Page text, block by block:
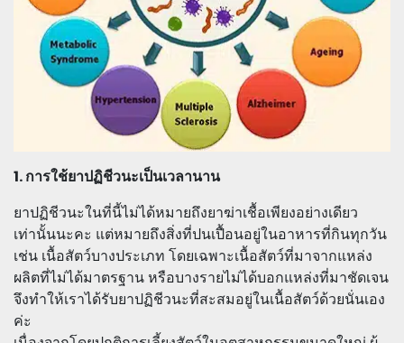
1. การใช้ยาปฏิชีวนะเป็นเวลานาน
ยาปฏิชีวนะในที่นี้ไม่ได้หมายถึงยาฆ่าเชื้อเพียงอย่างเดียว
เท่านั้นนะคะ แต่หมายถึงสิ่งที่ปนเปื้อนอยู่ในอาหารที่กินทุกวัน
เช่น เนื้อสัตว์บางประเภท โดยเฉพาะเนื้อสัตว์ที่มาจากแหล่ง
ผลิตที่ไม่ได้มาตรฐาน หรือบางรายไม่ได้บอกแหล่งที่มาชัดเจน
จึงทำให้เราได้รับยาปฏิชีวนะที่สะสมอยู่ในเนื้อสัตว์ด้วยนั่นเอง
ค่ะ